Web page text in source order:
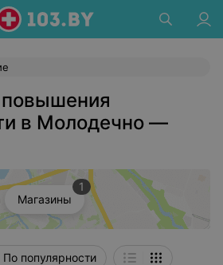
в Молодечно —
Магазины
1
По популярности